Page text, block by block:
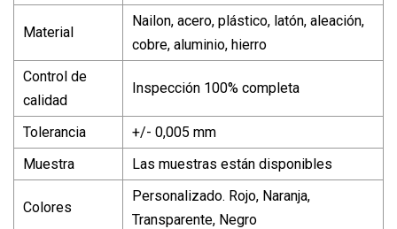
Material
Nailon, acero, plástico, latón, aleación,
cobre, aluminio, hierro
Control de
calidad
Inspección 100% completa
Tolerancia
+/- 0,005 mm
Muestra
Las muestras están disponibles
Colores
Personalizado. Rojo, Naranja,
Transparente, Negro